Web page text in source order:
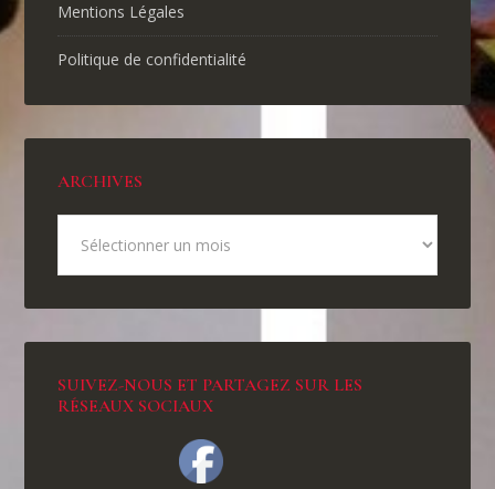
Mentions Légales
Politique de confidentialité
ARCHIVES
SUIVEZ-NOUS ET PARTAGEZ SUR LES
RÉSEAUX SOCIAUX